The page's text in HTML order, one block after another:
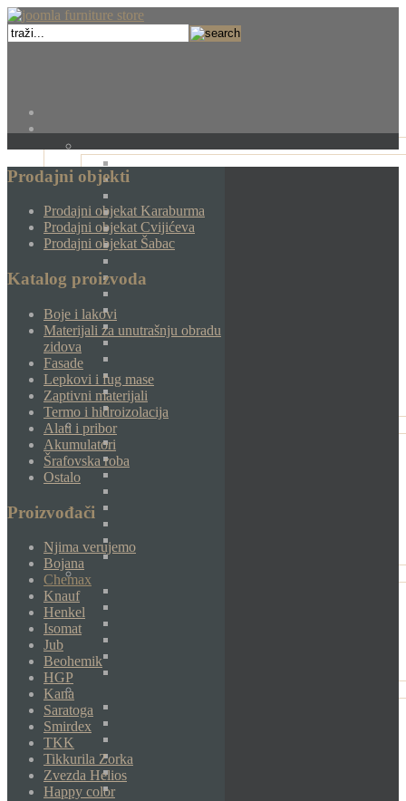
Prodajni objekti
Prodajni objekat Karaburma
Prodajni objekat Cvijićeva
Prodajni objekat Šabac
Katalog proizvoda
Boje i lakovi
Materijali za unutrašnju obradu
zidova
Fasade
Lepkovi i fug mase
Zaptivni materijali
Termo i hidroizolacija
Alati i pribor
Akumulatori
Šrafovska roba
Ostalo
Proizvođači
Njima verujemo
Bojana
Chemax
Knauf
Henkel
Isomat
Jub
Beohemik
HGP
Kana
Saratoga
Smirdex
TKK
Tikkurila Zorka
Zvezda Helios
Happy color